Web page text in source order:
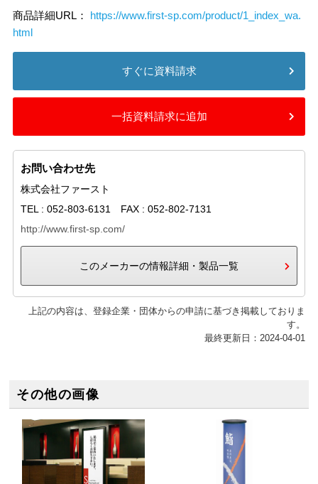
商品詳細URL： https://www.first-sp.com/product/1_index_wa.
html
すぐに資料請求
一括資料請求に追加
お問い合わせ先
株式会社ファースト
TEL : 052-803-6131 FAX : 052-802-7131
http://www.first-sp.com/
このメーカーの情報詳細・製品一覧
上記の内容は、登録企業・団体からの申請に基づき掲載しておりま
す。
最終更新日：2024-04-01
その他の画像